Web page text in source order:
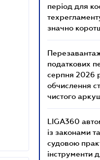
період для
значно
податкових
серпня 2026
обчислення
чистого
LIGA360
із законами та
судовою
інструменти